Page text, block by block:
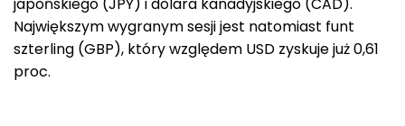
Największym wygranym sesji jest natomiast funt
szterling (GBP), który względem USD zyskuje już 0,61
proc.